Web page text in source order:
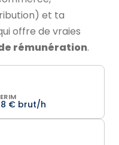
et ta
offre de vraies
rémunération.
€ brut/h